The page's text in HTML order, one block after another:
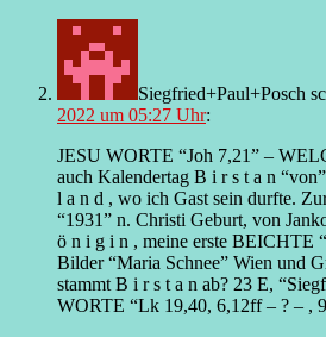
Siegfried+Paul+Posch
2022 um 05:27 Uhr:
JESU WORTE “Joh 7,21” –
auch Kalendertag B i r s t a n
l a n d , wo ich Gast sein durfte.
“1931” n. Christi Geburt, von
ö n i g i n , meine erste BEICHTE
Bilder “Maria Schnee” Wien und
stammt B i r s t a n ab? 23 E,
WORTE “Lk 19,40, 6,12ff – ? – ,